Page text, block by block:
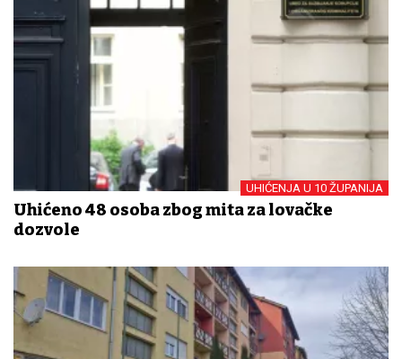
UHIĆENJA U 10 ŽUPANIJA
Uhićeno 48 osoba zbog mita za lovačke
dozvole